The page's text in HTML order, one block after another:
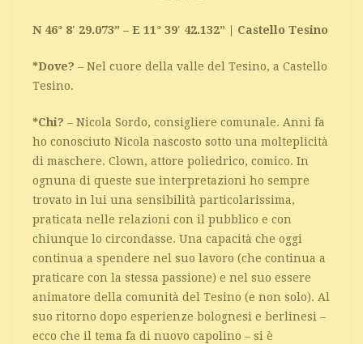
N 46° 8′ 29.073” – E 11° 39′ 42.132” | Castello Tesino
*Dove? – Nel cuore della valle del Tesino, a Castello
Tesino.
*Chi? – Nicola Sordo, consigliere comunale. Anni fa
ho conosciuto Nicola nascosto sotto una molteplicità
di maschere. Clown, attore poliedrico, comico. In
ognuna di queste sue interpretazioni ho sempre
trovato in lui una sensibilità particolarissima,
praticata nelle relazioni con il pubblico e con
chiunque lo circondasse. Una capacità che oggi
continua a spendere nel suo lavoro (che continua a
praticare con la stessa passione) e nel suo essere
animatore della comunità del Tesino (e non solo). Al
suo ritorno dopo esperienze bolognesi e berlinesi –
ecco che il tema fa di nuovo capolino – si è